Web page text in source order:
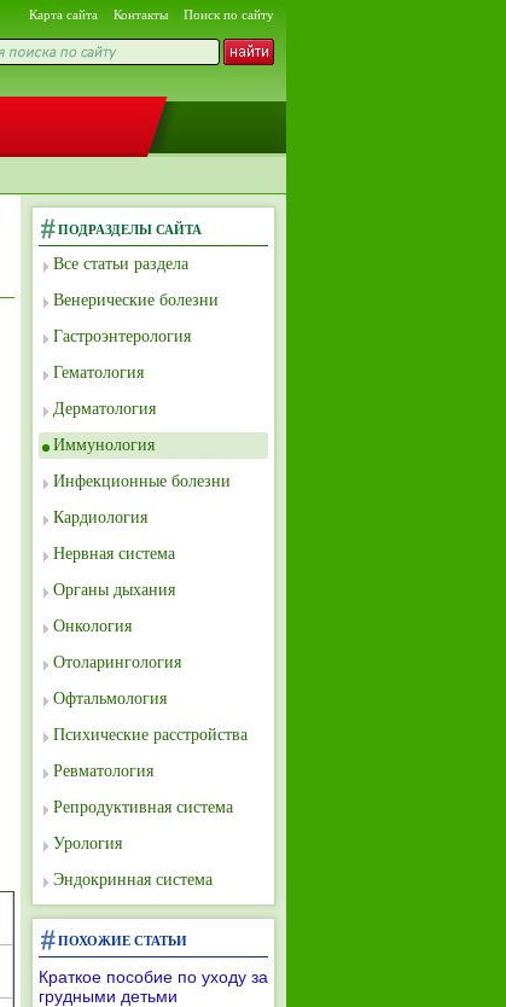
Карта сайта Контакты Поиск по сайту
ПОДРАЗДЕЛЫ САЙТА
Все статьи раздела
Венерические болезни
Гастроэнтерология
Гематология
Дерматология
Иммунология
Инфекционные болезни
Кардиология
Нервная система
Органы дыхания
Онкология
Отоларингология
Офтальмология
Психические расстройства
Ревматология
Репродуктивная система
Урология
Эндокринная система
ПОХОЖИЕ СТАТЬИ
Краткое пособие по уходу за
грудными детьми